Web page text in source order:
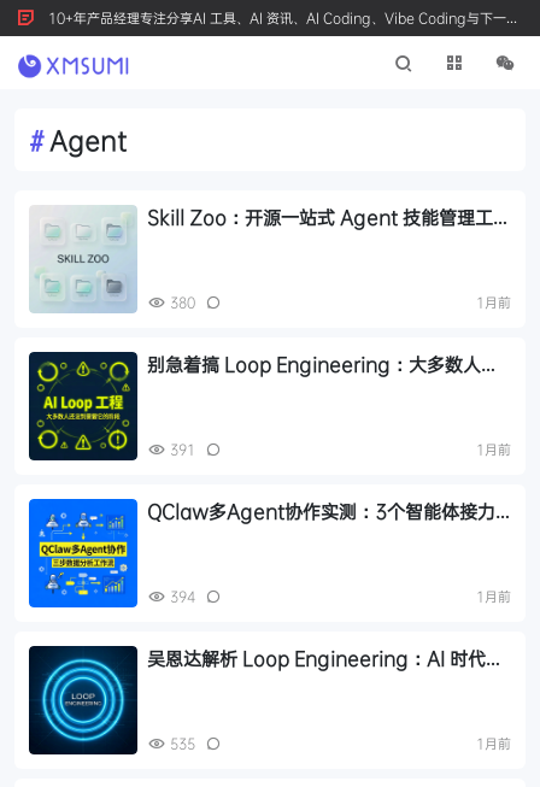
10+年产品经理专注分享AI 工具、AI 资讯、AI Coding、Vibe Coding与下一代
产品创新，按 Ctrl+D 收藏我们
#Agent
Skill Zoo：开源一站式 Agent 技能管理工
380 1月前
别急着搞 Loop Engineering：大多数人还
391 1月前
QClaw多Agent协作实测：3个智能体接力
394 1月前
吴恩达解析 Loop Engineering：AI 时代的
535 1月前